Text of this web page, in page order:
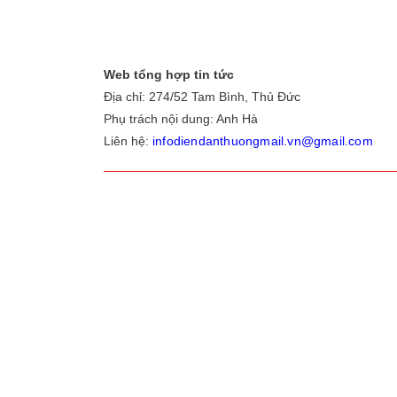
Web tổng hợp tin tức
Địa chỉ: 274/52 Tam Bình, Thủ Đức
Phụ trách nội dung: Anh Hà
Liên hệ: infodiendanthuongmail.vn@gmail.com